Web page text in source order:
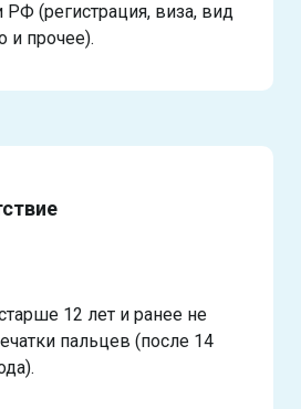
РФ (регистрация, виза, вид
и прочее).
12 лет и ранее не
пальцев (после 14